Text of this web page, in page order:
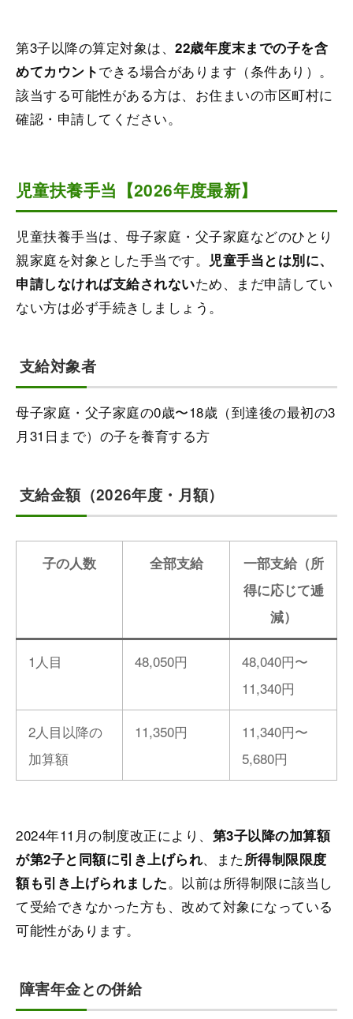
第3子以降の算定対象は、22歳年度末までの子を含
めてカウントできる場合があります（条件あり）。
該当する可能性がある方は、お住まいの市区町村に
確認・申請してください。
児童扶養手当【2026年度最新】
児童扶養手当は、母子家庭・父子家庭などのひとり
親家庭を対象とした手当です。 児童手当とは別に、
申請しなければ支給されないため、まだ申請してい
ない方は必ず手続きしましょう。
支給対象者
母子家庭・父子家庭の0歳〜18歳（到達後の最初の3
月31日まで）の子を養育する方
支給金額（2026年度・月額）
子の人数 全部支給
一部支給（所
得に応じて逓
減）
1人目 48,050円
48,040円〜
11,340円
2人目以降の
加算額
11,350円
11,340円〜
5,680円
2024年11月の制度改正により、 第3子以降の加算額
が第2子と同額に引き上げられ、また所得制限限度
額も引き上げられました。以前は所得制限に該当し
て受給できなかった方も、改めて対象になっている
可能性があります。
障害年金との併給